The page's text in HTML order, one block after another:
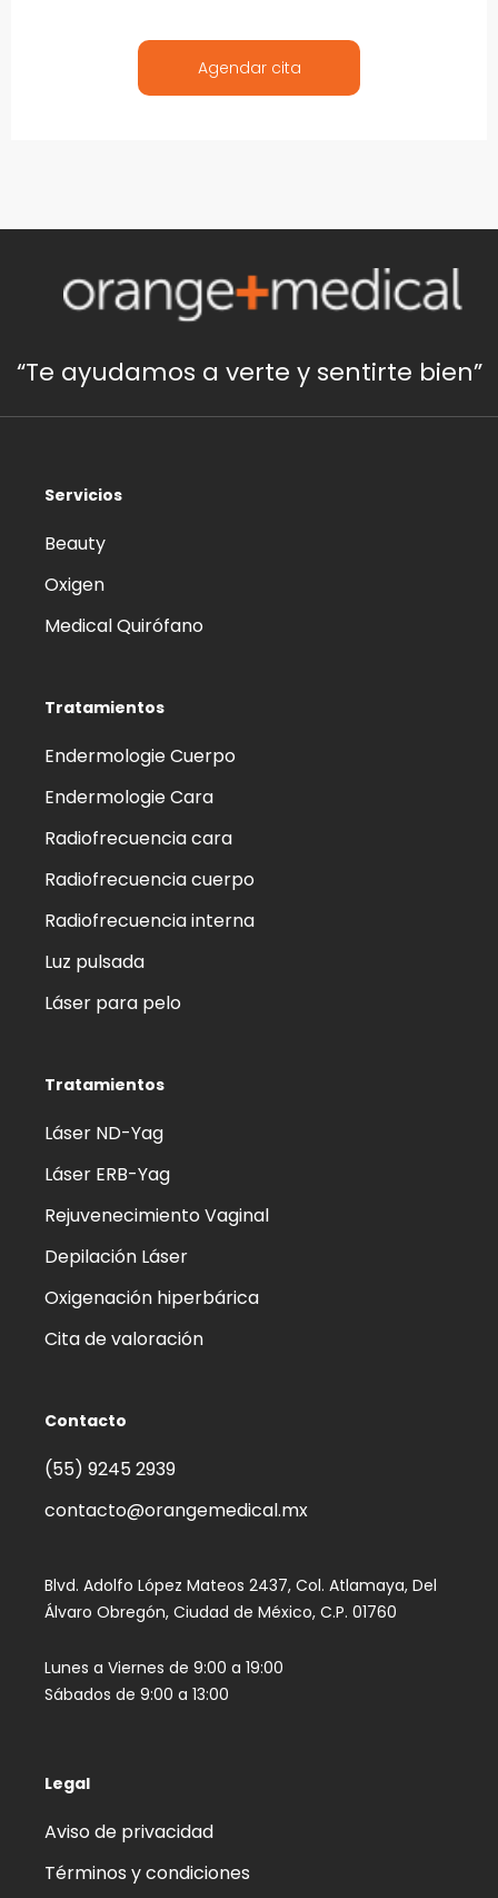
“Te ayudamos a verte y sentirte bien”
Servicios
Beauty
Oxigen
Medical Quirófano
Tratamientos
Endermologie Cuerpo
Endermologie Cara
Radiofrecuencia cara
Radiofrecuencia cuerpo
Radiofrecuencia interna
Luz pulsada
Láser para pelo
Tratamientos
Láser ND-Yag
Láser ERB-Yag
Rejuvenecimiento Vaginal
Depilación Láser
Oxigenación hiperbárica
Cita de valoración
Contacto
(55) 9245 2939‬
contacto@orangemedical.mx
Blvd. Adolfo López Mateos 2437, Col. Atlamaya, Del
Álvaro Obregón, Ciudad de México, C.P. 01760
Lunes a Viernes de 9:00 a 19:00
Sábados de 9:00 a 13:00
Legal
Aviso de privacidad
Términos y condiciones